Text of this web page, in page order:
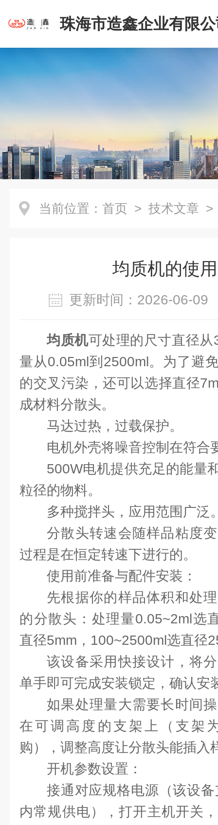
珠海市造鑫企业有限
当前位置： 首页 > 技术文章 >
均质机的使
更新时间：2026-06-
均质机可处理的尺寸直径
量从0.05ml到2500ml。为了避
的交叉污染，还可以选择直径
成材料分散头。
马达过热，过载保护。
电机外壳将噪音控制在符合
500W电机提供充足的能量
粒径的物料。
多种搅拌头，应用范围广泛
分散头转速会随样品粘度
过程是在恒定转速下进行的。
使用前准备与配件安装：
先根据你的样品体积和处
的分散头：处理量0.05~2ml选
直径5mm，100~2500ml选直径
该设备采用快接设计，将
单手即可完成安装锁定，确认安
如果处理量大需要长时间
在可调高度的支架上（支架
购），调整高度让分散头能插入
开机参数设置：
接通对应规格电源（该设
内常规供电），打开主机开关